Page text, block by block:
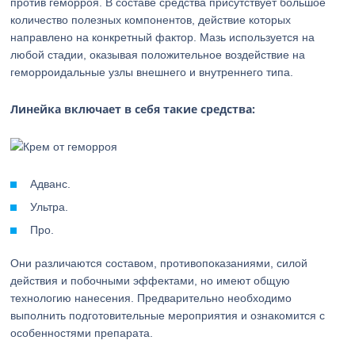
количество полезных компонентов, действие которых
направлено на конкретный фактор. Мазь используется на
любой стадии, оказывая положительное воздействие на
геморроидальные узлы внешнего и внутреннего типа.
Линейка включает в себя такие средства:
Адванс.
Ультра.
Про.
Они различаются составом, противопоказаниями, силой
действия и побочными эффектами, но имеют общую
технологию нанесения. Предварительно необходимо
выполнить подготовительные мероприятия и ознакомится с
особенностями препарата.